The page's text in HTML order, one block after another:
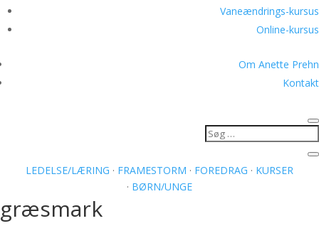
Vaneændrings-kursus
Online-kursus
Om Anette Prehn
Kontakt
LEDELSE/LÆRING · FRAMESTORM · FOREDRAG · KURSER
· BØRN/UNGE
græsmark